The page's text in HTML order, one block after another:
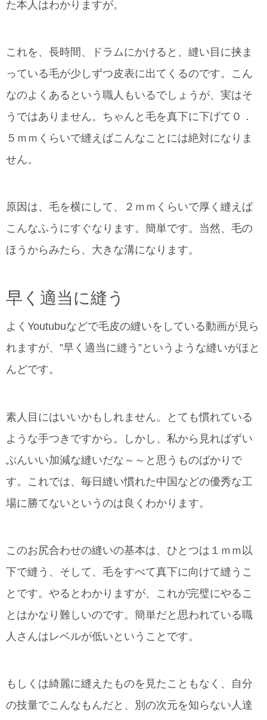
た本人はわかりますが。
これを、長時間、ドラムにかけると、縫い目に挟ま
っている毛が少しずつ皮表に出てくるのです。こん
なのよくあるという職人もいるでしょうが、実はそ
うではありません。ちゃんと毛を真下に下げて０．
５ｍｍくらいで縫えばこんなことには絶対になりま
せん。
原因は、毛を横にして、２ｍｍくらいで厚く縫えば
こんなふうにすぐなります。簡単です。当然、毛の
ほうからみたら、大きな溝になります。
早く適当に縫う
よくYoutubuなどで毛皮の縫いをしている動画が見ら
れますが、”早く適当に縫う”というような縫いがほと
んどです。
素人目にはいいかもしれません。とても慣れている
ような手つきですから。しかし、私から見ればずい
ぶんいい加減な縫いだな～～と思うものばかりで
す。これでは、毎日縫い慣れた中国などの優秀な工
場に勝てないというのは良くわかります。
このお尻合わせの縫いの基本は、ひとつは１ｍｍ以
下で縫う、そして、毛をすべて真下に向けて縫うこ
とです。やるとわかりますが、これが完璧にやるこ
とはかなり難しいのです。簡単だと思われている職
人さんはレベルが低いということです。
もしくは綺麗に縫えたものを見たこともなく、自分
の技量でこんなもんだと、別の次元を知らない人達